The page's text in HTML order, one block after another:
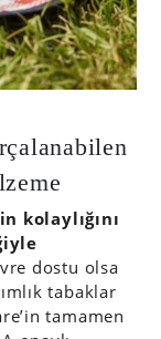
kolaylığını
dostu olsa
tabaklar
tamamen